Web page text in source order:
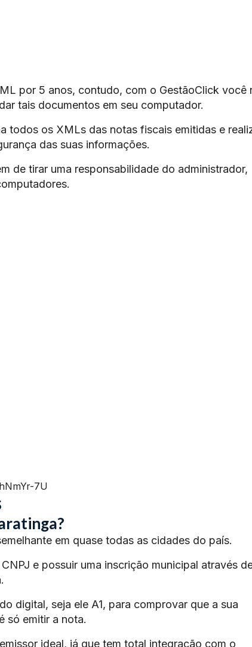
por 5 anos, contudo, com o GestãoClick você
tais documentos em seu computador.
todos os XMLs das notas fiscais emitidas e
das suas informações.
de tirar uma responsabilidade do administrador,
7U
em quase todas as cidades do país.
e possuir uma inscrição municipal através
digital, seja ele A1, para comprovar que a sua
só emitir a nota.
ideal, já que tem total integração com o